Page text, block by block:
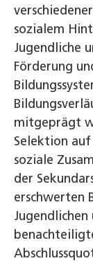
sozialem
Jugendliche
Förderung
mitgeprägt
Selektion
soziale
der
erschwerten
Jugendlichen